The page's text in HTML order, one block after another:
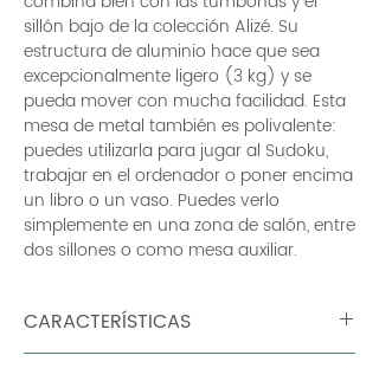
sillón bajo de la colección Alizé. Su
estructura de aluminio hace que sea
excepcionalmente ligero (3 kg) y se
pueda mover con mucha facilidad. Esta
mesa de metal también es polivalente:
puedes utilizarla para jugar al Sudoku,
trabajar en el ordenador o poner encima
un libro o un vaso. Puedes verlo
simplemente en una zona de salón, entre
dos sillones o como mesa auxiliar.
CARACTERÍSTICAS